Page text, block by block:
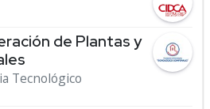
de Plantas y
Tecnológico